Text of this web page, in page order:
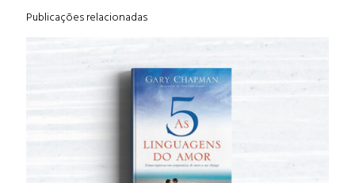
Publicações relacionadas